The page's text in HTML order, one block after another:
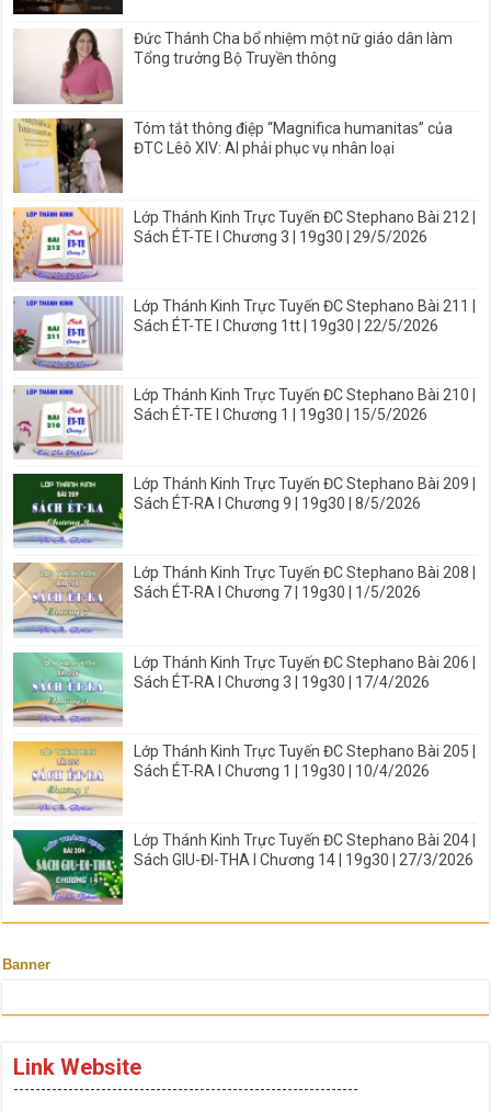
Đức Thánh Cha bổ nhiệm một nữ giáo dân làm
Tổng trưởng Bộ Truyền thông
Tóm tắt thông điệp “Magnifica humanitas” của
ĐTC Lêô XIV: AI phải phục vụ nhân loại
Lớp Thánh Kinh Trực Tuyến ĐC Stephano Bài 212 |
Sách ÉT-TE I Chương 3 | 19g30 | 29/5/2026
Lớp Thánh Kinh Trực Tuyến ĐC Stephano Bài 211 |
Sách ÉT-TE I Chương 1tt | 19g30 | 22/5/2026
Lớp Thánh Kinh Trực Tuyến ĐC Stephano Bài 210 |
Sách ÉT-TE I Chương 1 | 19g30 | 15/5/2026
Lớp Thánh Kinh Trực Tuyến ĐC Stephano Bài 209 |
Sách ÉT-RA I Chương 9 | 19g30 | 8/5/2026
Lớp Thánh Kinh Trực Tuyến ĐC Stephano Bài 208 |
Sách ÉT-RA I Chương 7 | 19g30 | 1/5/2026
Lớp Thánh Kinh Trực Tuyến ĐC Stephano Bài 206 |
Sách ÉT-RA I Chương 3 | 19g30 | 17/4/2026
Lớp Thánh Kinh Trực Tuyến ĐC Stephano Bài 205 |
Sách ÉT-RA I Chương 1 | 19g30 | 10/4/2026
Lớp Thánh Kinh Trực Tuyến ĐC Stephano Bài 204 |
Sách GIU-ĐI-THA I Chương 14 | 19g30 | 27/3/2026
Banner
Link Website
---------------------------------------------------------------